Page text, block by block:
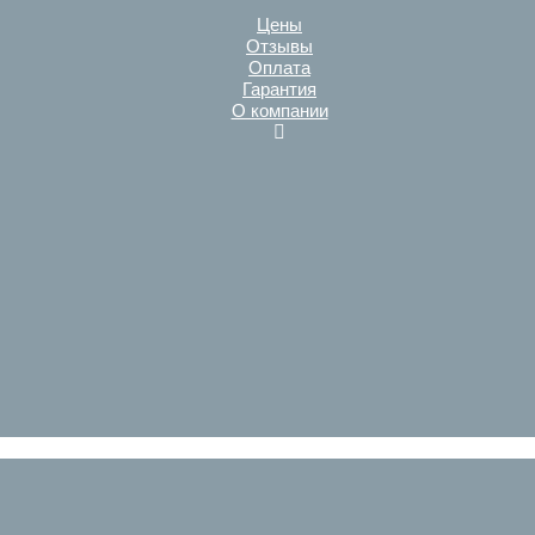
Цены
Отзывы
Оплата
Гарантия
О компании